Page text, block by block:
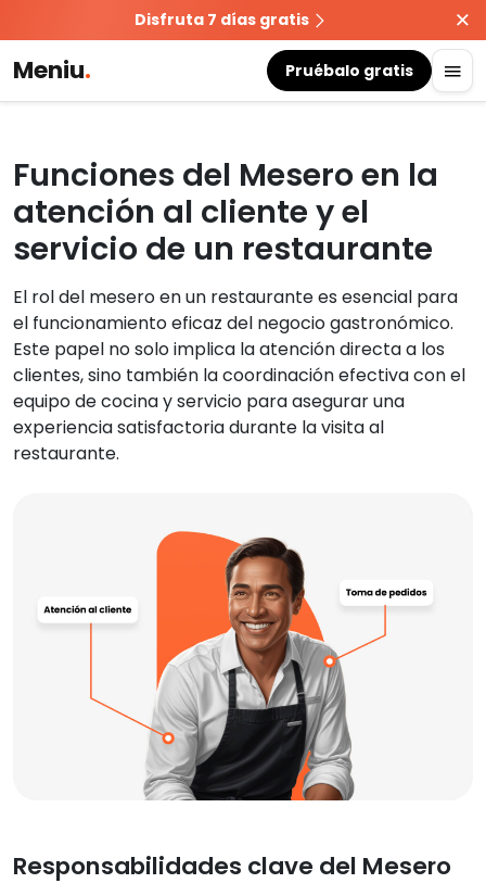
Disfruta 7 días gratis
Meniu. Pruébalo gratis
Funciones del Mesero en la
atención al cliente y el
servicio de un restaurante
El rol del mesero en un restaurante es esencial para
el funcionamiento eficaz del negocio gastronómico.
Este papel no solo implica la atención directa a los
clientes, sino también la coordinación efectiva con el
equipo de cocina y servicio para asegurar una
experiencia satisfactoria durante la visita al
restaurante.
Responsabilidades clave del Mesero